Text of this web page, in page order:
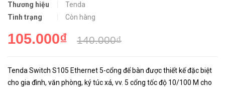
Thương hiệu
Tenda
Tình trạng
Còn hàng
105.000₫ 140.000₫
Tenda Switch S105 Ethernet 5-cổng để bàn được thiết kế đặc biệt
cho gia đình, văn phòng, ký túc xá, vv. 5 cổng tốc độ 10/100 M cho